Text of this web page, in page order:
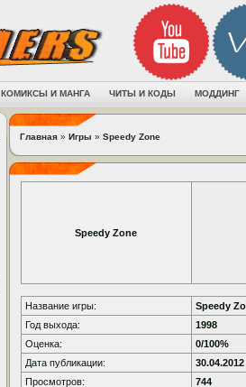
КОМИКСЫ И МАНГА ЧИТЫ И КОДЫ МОДДИНГ
Главная » Игры » Speedy Zone
Speedy Zone
Название игры:
Speedy
Год выхода:
1998
Оценка:
0/100%
Дата публикации:
30.04.2012
Просмотров:
744